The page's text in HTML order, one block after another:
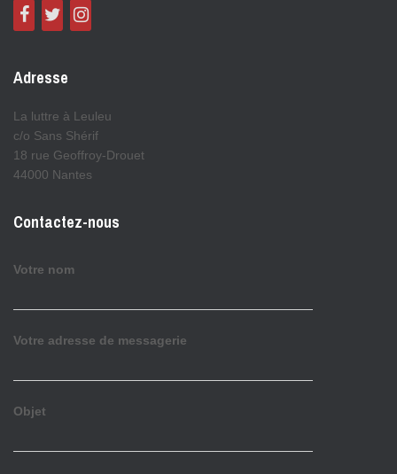
Adresse
La luttre à Leuleu
c/o Sans Shérif
18 rue Geoffroy-Drouet
44000 Nantes
Contactez-nous
Votre nom
Votre adresse de messagerie
Objet